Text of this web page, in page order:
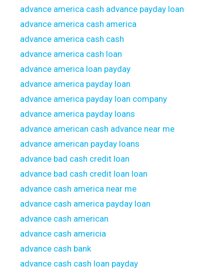
advance america cash advance payday loan
advance america cash america
advance america cash cash
advance america cash loan
advance america loan payday
advance america payday loan
advance america payday loan company
advance america payday loans
advance american cash advance near me
advance american payday loans
advance bad cash credit loan
advance bad cash credit loan loan
advance cash america near me
advance cash america payday loan
advance cash american
advance cash americia
advance cash bank
advance cash cash loan payday